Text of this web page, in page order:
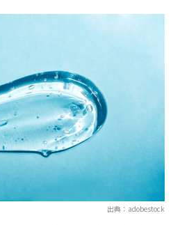
出典：adobestock